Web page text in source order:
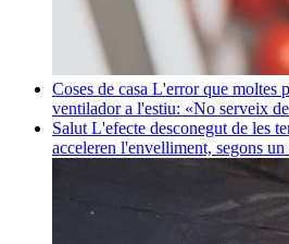
Coses de casa L'error que moltes
ventilador a l'estiu: «No serveix
Salut L'efecte desconegut de les
acceleren l'envelliment, segons un